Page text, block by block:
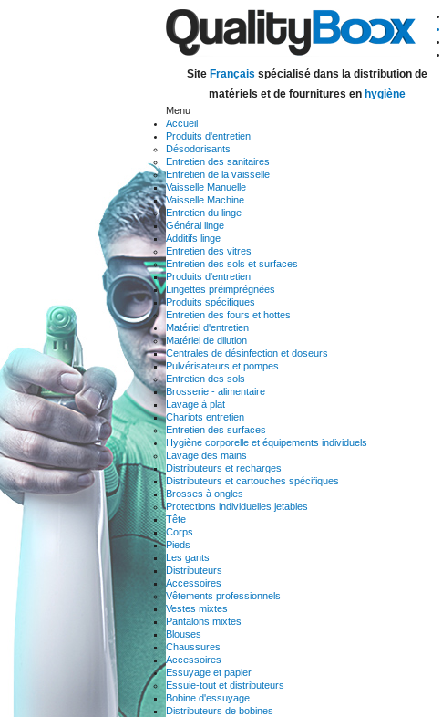
Site Français spécialisé dans la distribution de
matériels et de fournitures en hygiène
Menu
Accueil
Produits d'entretien
Désodorisants
Entretien des sanitaires
Entretien de la vaisselle
Vaisselle Manuelle
Vaisselle Machine
Entretien du linge
Général linge
Additifs linge
Entretien des vitres
Entretien des sols et surfaces
Produits d'entretien
Lingettes préimprégnées
Produits spécifiques
Entretien des fours et hottes
Matériel d'entretien
Matériel de dilution
Centrales de désinfection et doseurs
Pulvérisateurs et pompes
Entretien des sols
Brosserie - alimentaire
Lavage à plat
Chariots entretien
Entretien des surfaces
Hygiène corporelle et équipements individuels
Lavage des mains
Distributeurs et recharges
Distributeurs et cartouches spécifiques
Brosses à ongles
Protections individuelles jetables
Tête
Corps
Pieds
Les gants
Distributeurs
Accessoires
Vêtements professionnels
Vestes mixtes
Pantalons mixtes
Blouses
Chaussures
Accessoires
Essuyage et papier
Essuie-tout et distributeurs
Bobine d'essuyage
Distributeurs de bobines